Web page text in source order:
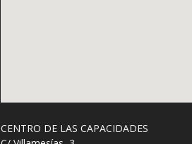
CENTRO DE LAS CAPACIDADES